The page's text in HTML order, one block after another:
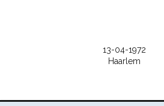
13-04-1972
Haarlem